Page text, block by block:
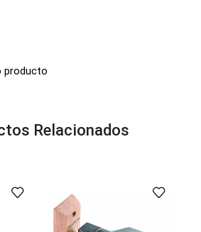
producto
Relacionados